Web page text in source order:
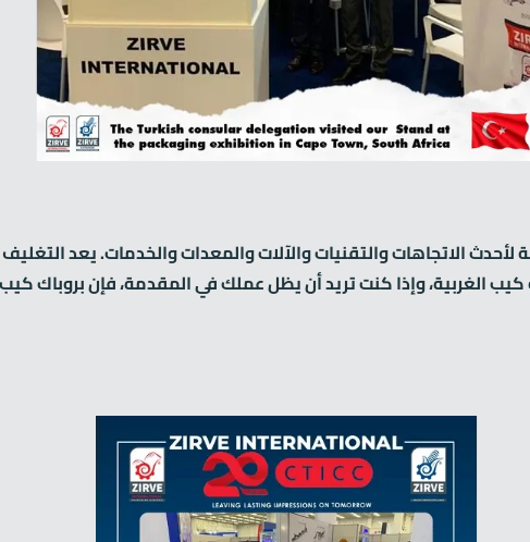
الاتجاهات والتقنيات والآلات والمعدات والخدمات. يعد التغليف
الغربية، وإذا كنت تريد أن يظل عملك في المقدمة، فإن بروباك